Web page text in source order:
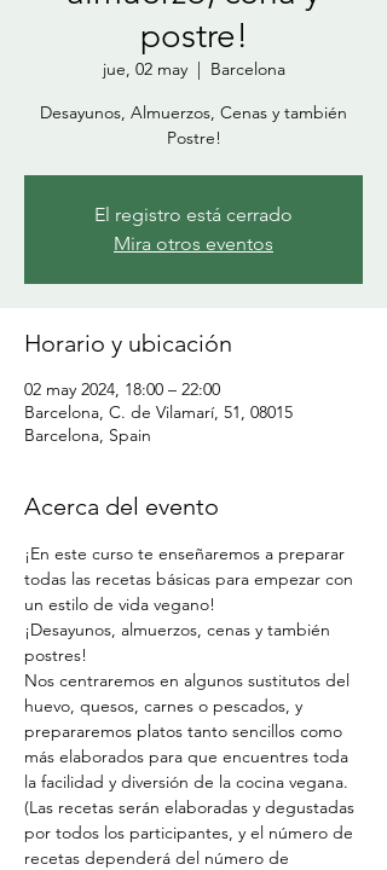
postre!
jue, 02 may
  |
Barcelona
Desayunos, Almuerzos, Cenas y también
El registro está cerrado
Mira otros eventos
Horario y ubicación
02 may 2024, 18:00 – 22:00
Barcelona, C. de Vilamarí, 51, 08015
Barcelona, Spain
Acerca del evento
¡En este curso te enseñaremos a preparar
todas las recetas básicas para empezar con
un estilo de vida vegano!
¡Desayunos, almuerzos, cenas y también
postres!
Nos centraremos en algunos sustitutos del
huevo, quesos, carnes o pescados, y
prepararemos platos tanto sencillos como
más elaborados para que encuentres toda
la facilidad y diversión de la cocina vegana.
(Las recetas serán elaboradas y degustadas
por todos los participantes, y el número de
recetas dependerá del número de